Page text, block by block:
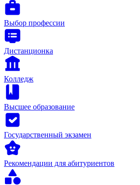
Выбор профессии
Дистанционка
Колледж
Высшее образование
Государственный экзамен
Рекомендации для абитуриентов